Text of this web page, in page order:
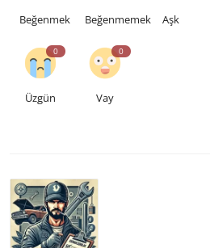
Beğenmek Beğenmemek Aşk
0
Üzgün
0
Vay